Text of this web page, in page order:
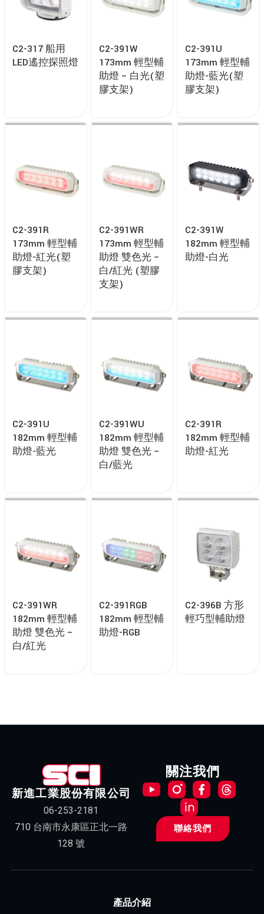
C2-317 船用
LED遙控探照燈
C2-391W
173mm 輕型輔
助燈 – 白光(塑
膠支架)
C2-391U
173mm 輕型輔
助燈-藍光(塑
膠支架)
C2-391R
173mm 輕型輔
助燈-紅光(塑
膠支架)
C2-391WR
173mm 輕型輔
助燈 雙色光 –
白/紅光 (塑膠
支架)
C2-391W
182mm 輕型輔
助燈-白光
C2-391U
182mm 輕型輔
助燈-藍光
C2-391WU
182mm 輕型輔
助燈 雙色光 –
白/藍光
C2-391R
182mm 輕型輔
助燈-紅光
C2-391WR
182mm 輕型輔
助燈 雙色光 –
白/紅光
C2-391RGB
182mm 輕型輔
助燈-RGB
C2-396B 方形
輕巧型輔助燈
新進工業股份有限公司
06-253-2181
710 台南市永康區正北一路
128 號
關注我們
聯絡我們
產品介紹